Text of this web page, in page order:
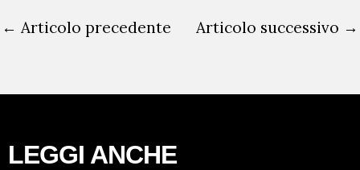
← Articolo precedente Articolo successivo →
LEGGI ANCHE